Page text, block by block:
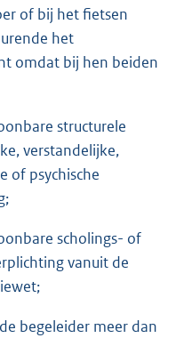
of bij het fietsen
het
omdat bij hen beiden
structurele
verstandelijke,
of psychische
scholings- of
vanuit de
begeleider meer dan